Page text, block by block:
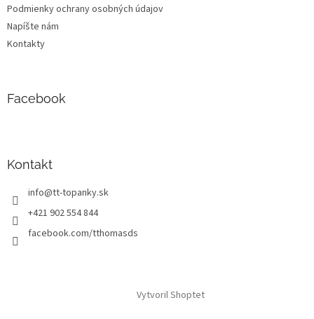
Podmienky ochrany osobných údajov
Napíšte nám
Kontakty
Facebook
Kontakt
info@tt-topanky.sk
+421 902 554 844
facebook.com/tthomasds
Vytvoril Shoptet